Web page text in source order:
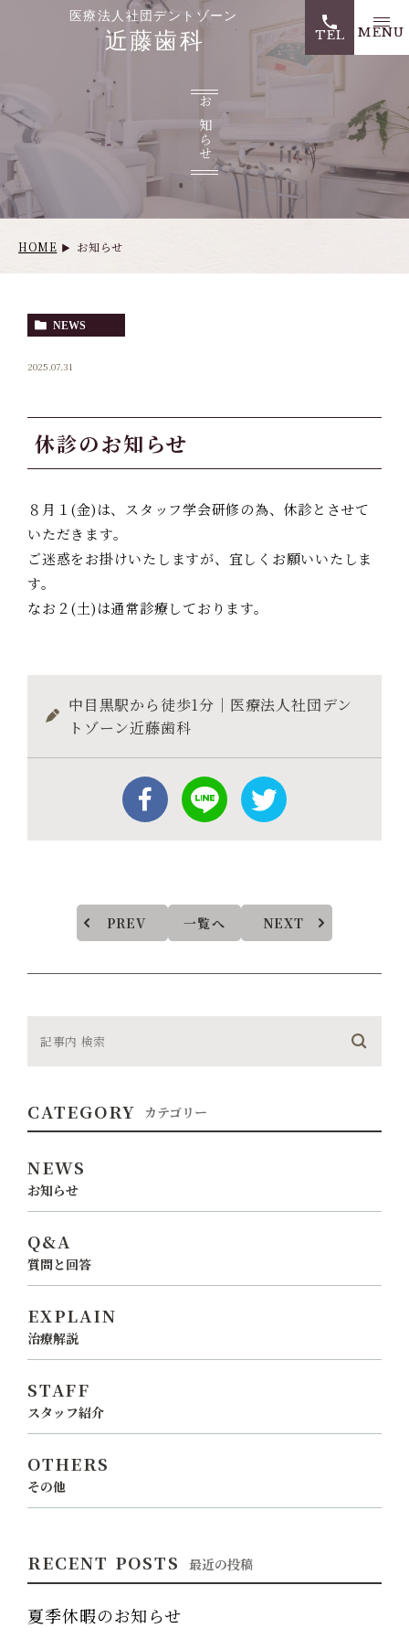
医療法人社団デントゾ
TEL
お知らせ
HOME お知らせ
NEWS
2025.07.31
休診のお知らせ
８月１(金)は、スタッフ学会研修の為、休診とさせて
いただきます。
ご迷惑をお掛けいたしますが、宜しくお願いいたしま
す。
なお２(土)は通常診療しております。
中目黒駅から徒歩1分｜医療法人社団デン
トゾーン近藤歯科
PREV 一覧へ NEXT
CATEGORY カテゴリー
NEWS
お知らせ
Q&A
質問と回答
EXPLAIN
治療解説
STAFF
スタッフ紹介
OTHERS
その他
RECENT POSTS 最近の投稿
夏季休暇のお知らせ